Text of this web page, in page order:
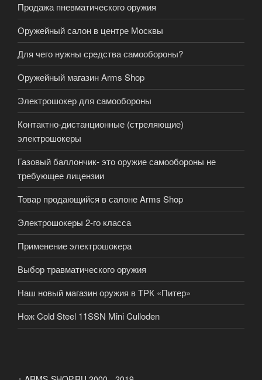
Продажа пневматического оружия
Оружейный салон в центре Москвы
Для чего нужны средства самообороны?
Оружейный магазин Arms Shop
Электрошокер для самообороны
Контактно-дистанционные (стреляющие)
электрошокеры
Газовый баллончик- это оружие самообороны не
требующее лицензии
Товар продающийся в салоне Arms Shop
Электрошокеры 2-го класса
Применение электрошокера
Выбор травматического оружия
Наш новый магазин оружия в ТРК «Питер»
Нож Cold Steel 11SSN Mini Culloden